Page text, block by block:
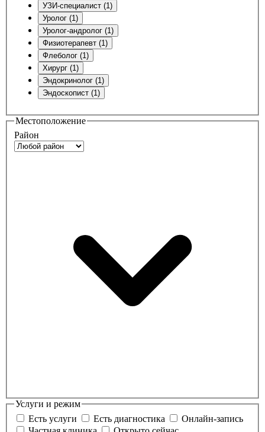
УЗИ-специалист (1)
Уролог (1)
Уролог-андролог (1)
Физиотерапевт (1)
Флеболог (1)
Хирург (1)
Эндокринолог (1)
Эндоскопист (1)
Местоположение
Район
Услуги и режим
Есть услуги
Есть диагностика
Онлайн-запись